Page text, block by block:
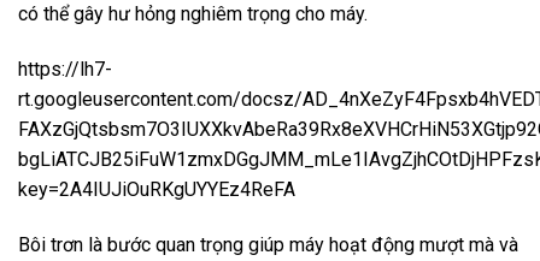
có thể gây hư hỏng nghiêm trọng cho máy.
https://lh7-
rt.googleusercontent.com/docsz/
key=2A4IUJiOuRKgUYYEz4ReFA
Bôi trơn là bước quan trọng giúp máy hoạt động mượt mà và